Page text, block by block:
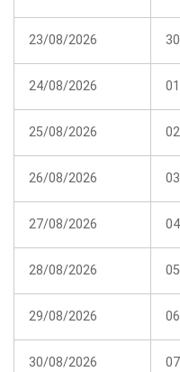
23/08/2026
24/08/2026
25/08/2026
26/08/2026
27/08/2026
28/08/2026
29/08/2026
30/08/2026